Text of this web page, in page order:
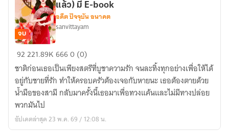
ย้อน
กลับ
มา
เป็น
นาง
ร้าย
(ยุค
จบ
แล้ว) มี E-book
อดีต ปัจจุบัน อนาคต
sanvittayam
92221.89K6660 (0)
ชาติก่อนเธอเป็นเพียงสตรีที่บูชาความรัก จนละทิ้งทุกอย่างเพื่อให้ได้
อยู่กับชายที่รัก ทำให้ครอบครัวต้องเจอกับหายนะ เธอต้องตายด้วย
น้ำมือของสามี กลับมาครั้งนี้เธอมาเพื่อทวงแค้นและไม่มีทางปล่อย
พวกมันไป
อัปเดตล่าสุด 23 พ.ค. 69 / 12:08 น.